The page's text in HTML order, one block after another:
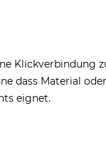
Klickverbindung
dass Material
eignet.